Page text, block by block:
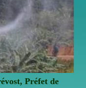
Préfet de